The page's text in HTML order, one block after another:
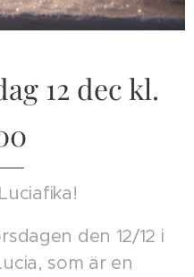
12 dec kl.
den 12/12 i
som är en